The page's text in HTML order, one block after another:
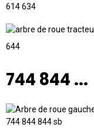
614 634
644
744 844 ...